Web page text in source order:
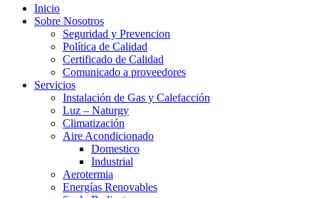
Inicio
Sobre Nosotros
Seguridad y Prevencion
Política de Calidad
Certificado de Calidad
Comunicado a proveedores
Servicios
Instalación de Gas y Calefacción
Luz – Naturgy
Climatización
Aire Acondicionado
Domestico
Industrial
Aerotermia
Energías Renovables